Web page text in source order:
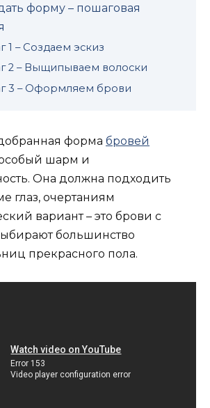
форму – пошаговая
1 – Создаем эскиз
2 – Выщипываем волоски
3 – Оформляем брови
форма бровей
шарм и
Она должна подходить
глаз, очертаниям
вариант – это брови с
большинство
прекрасного пола.